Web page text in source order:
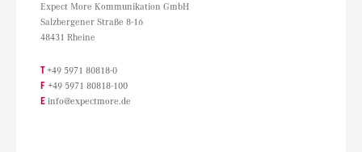
Expect More Kommunikation GmbH
Salzbergener Straße 8-16
48431 Rheine
T +49 5971 80818-0
F +49 5971 80818-100
E info@expectmore.de